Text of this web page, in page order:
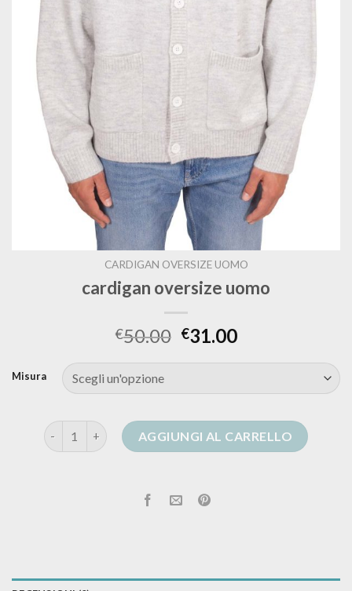
CARDIGAN OVERSIZE UOMO
cardigan oversize uomo
€50.00 €31.00
Misura
cardigan oversize uomo quantitàAGGIUNGI AL CARRELLO